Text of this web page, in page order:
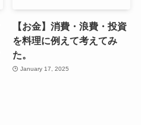
【お金】消費・浪費・投資
を料理に例えて考えてみ
た。
January 17, 2025